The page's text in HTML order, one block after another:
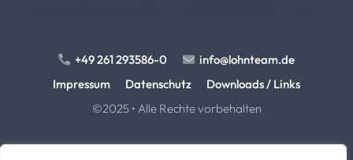
+49 261 293586-0
info@lohnteam.de
Impressum
Datenschutz
Downloads / Links
©2025 • Alle Rechte vorbehalten